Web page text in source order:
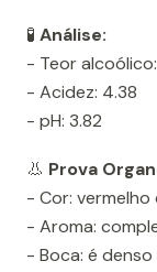
🧪 Análise:
- Teor
- Acidez: 4.38
- pH: 3.82
👃 Prova
- Cor: vermelho
- Aroma:
- Boca: é